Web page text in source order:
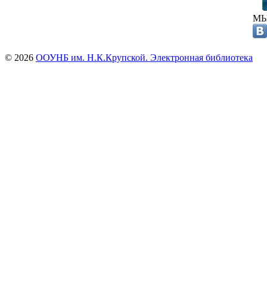
© 2026 ООУНБ им. Н.К.Крупской. Электронная библиотека